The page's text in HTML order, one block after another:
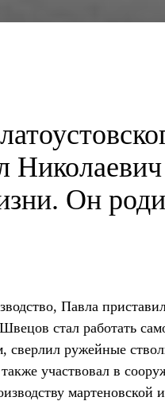
Он
Павла
стал работать
сверлил ружейные
участвовал в
мартеновской